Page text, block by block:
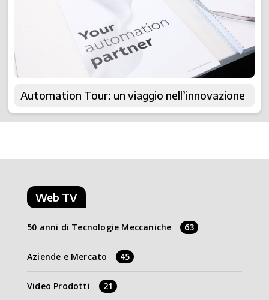
Automation Tour: un viaggio nell’innovazione
Web TV
50 anni di Tecnologie Meccaniche 63
Aziende e Mercato 45
Video Prodotti 21